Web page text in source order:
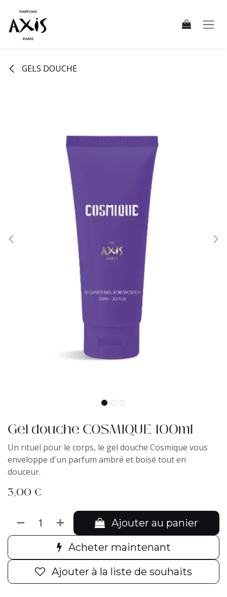
GELS DOUCHE
Gel douche COSMIQUE 100ml
Un rituel pour le corps, le gel douche Cosmique vous
enveloppe d'un parfum ambré et boisé tout en
douceur.
3,00 €
Ajouter au panier
Acheter maintenant
Ajouter à la liste de souhaits